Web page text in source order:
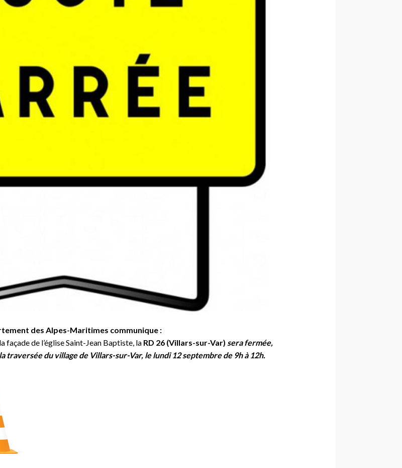
des Alpes-Maritimes communique :
façade de l’église Saint-Jean Baptiste, la RD 26 (Villars-sur-Var) sera fermée,
traversée du village de Villars-sur-Var, le lundi 12 septembre de 9h à 12h.